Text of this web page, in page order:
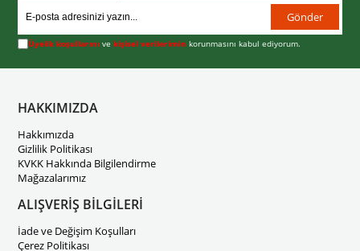
Gönder
Üyelik koşullarını vekişisel verilerimin korunmasını kabul ediyorum.
HAKKIMIZDA
Hakkımızda
Gizlilik Politikası
KVKK Hakkında Bilgilendirme
Mağazalarımız
ALIŞVERİŞ BİLGİLERİ
İade ve Değişim Koşulları
Çerez Politikası